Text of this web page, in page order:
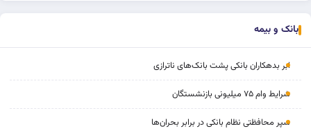
بانک و بیمه
ابر بدهکاران بانکی پشت بانک‌های ناترازی
شرایط وام ۷۵ میلیونی بازنشستگان
سپر محافظتی نظام بانکی در برابر بحران‌ها